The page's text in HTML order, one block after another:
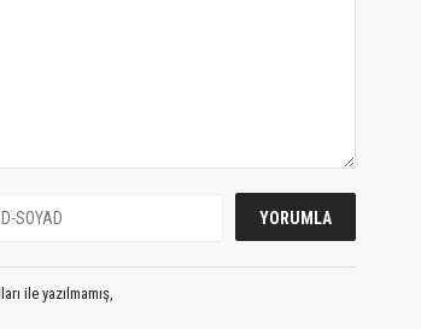
ile yazılmamış,